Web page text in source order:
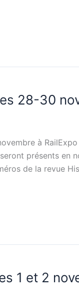
28-30
à
présents en
de la revue
1 et 2